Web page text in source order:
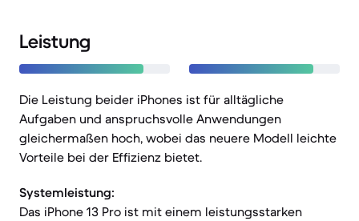
Leistung
Die Leistung beider iPhones ist für alltägliche
Aufgaben und anspruchsvolle Anwendungen
gleichermaßen hoch, wobei das neuere Modell leichte
Vorteile bei der Effizienz bietet.
Systemleistung:
Das iPhone 13 Pro ist mit einem leistungsstarken